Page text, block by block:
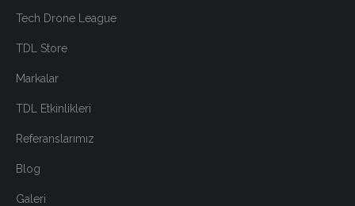
in
windowwindow
in
Tech Drone League
TDL Store
Markalar
TDL Etkinlikleri
Referanslarımız
Blog
Galeri